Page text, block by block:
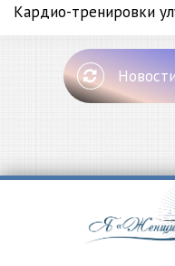
Кардио-тренировки